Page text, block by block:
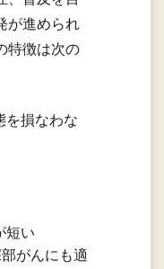
が進められ
特徴は次の
を損なわな
短い
がんにも適